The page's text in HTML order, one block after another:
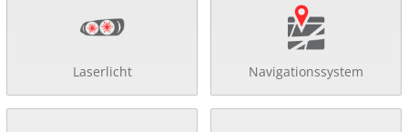
Laserlicht Navigationssystem